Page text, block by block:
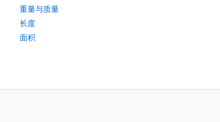
重量与质量
长度
面积